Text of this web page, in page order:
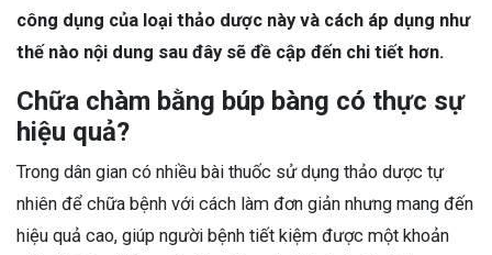
công dụng của loại thảo dược này và cách áp dụng như
thế nào nội dung sau đây sẽ đề cập đến chi tiết hơn.
Chữa chàm bằng búp bàng có thực sự
hiệu quả?
Trong dân gian có nhiều bài thuốc sử dụng thảo dược tự
nhiên để chữa bệnh với cách làm đơn giản nhưng mang đến
hiệu quả cao, giúp người bệnh tiết kiệm được một khoản